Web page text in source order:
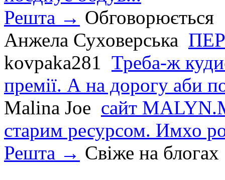
Решта → Обговорюється
Анжела Суховерська
kovpaka281 Треба-ж
премії. А на дорогу аби
Malina Joe сайт
старим ресурсом. Имхо
Решта → Свіже на блогах